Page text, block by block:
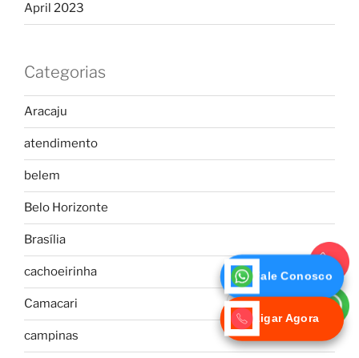
Fale Conosco
Ligar Agora
Fale conosco
via WhatsApp
Ligue-nos!
April 2023
Categorias
Aracaju
atendimento
belem
Belo Horizonte
Brasília
cachoeirinha
Camacari
campinas